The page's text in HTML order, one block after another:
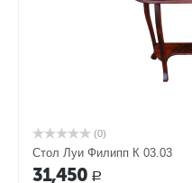
(0)
Стол Луи Филипп К 03.03
31,450 Р